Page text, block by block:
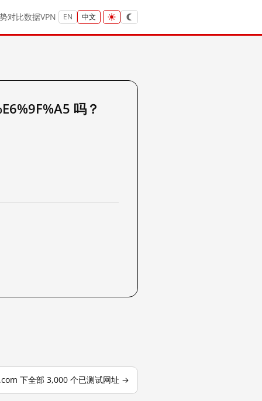
对比数据VPN EN 中文
吗？
下全部 3,000 个已测试网址 →